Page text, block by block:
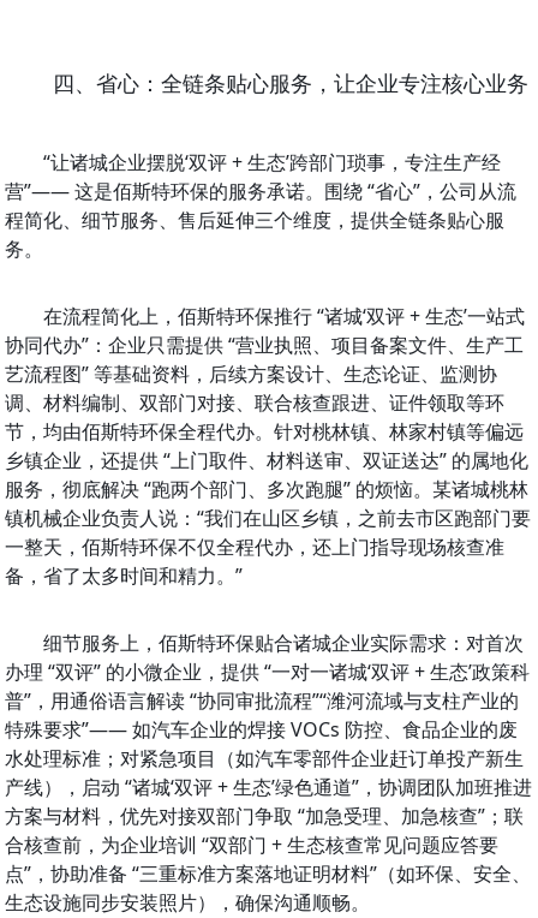
四、省心：全链条贴心服务，让企业专注核心业务
“让诸城企业摆脱‘双评 + 生态’跨部门琐事，专注生产经
营”—— 这是佰斯特环保的服务承诺。围绕 “省心”，公司从流
程简化、细节服务、售后延伸三个维度，提供全链条贴心服
务。
在流程简化上，佰斯特环保推行 “诸城‘双评 + 生态’一站式
协同代办”：企业只需提供 “营业执照、项目备案文件、生产工
艺流程图” 等基础资料，后续方案设计、生态论证、监测协
调、材料编制、双部门对接、联合核查跟进、证件领取等环
节，均由佰斯特环保全程代办。针对桃林镇、林家村镇等偏远
乡镇企业，还提供 “上门取件、材料送审、双证送达” 的属地化
服务，彻底解决 “跑两个部门、多次跑腿” 的烦恼。某诸城桃林
镇机械企业负责人说：“我们在山区乡镇，之前去市区跑部门要
一整天，佰斯特环保不仅全程代办，还上门指导现场核查准
备，省了太多时间和精力。”
细节服务上，佰斯特环保贴合诸城企业实际需求：对首次
办理 “双评” 的小微企业，提供 “一对一诸城‘双评 + 生态’政策科
普”，用通俗语言解读 “协同审批流程”“潍河流域与支柱产业的
特殊要求”—— 如汽车企业的焊接 VOCs 防控、食品企业的废
水处理标准；对紧急项目（如汽车零部件企业赶订单投产新生
产线），启动 “诸城‘双评 + 生态’绿色通道”，协调团队加班推进
方案与材料，优先对接双部门争取 “加急受理、加急核查”；联
合核查前，为企业培训 “双部门 + 生态核查常见问题应答要
点”，协助准备 “三重标准方案落地证明材料”（如环保、安全、
生态设施同步安装照片），确保沟通顺畅。